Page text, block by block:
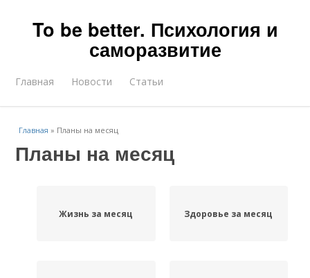
To be better. Психология и
саморазвитие
Главная Новости Статьи
Главная » Планы на месяц
Планы на месяц
Жизнь за месяц Здоровье за месяц